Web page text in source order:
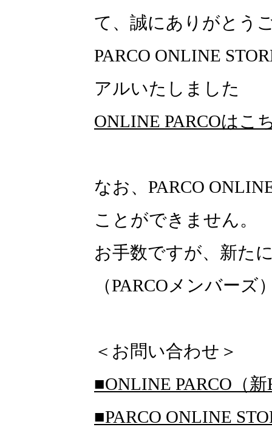
て、誠にありがとう
PARCO ONLINE
アルいたしました
ONLINE PARCOはこ
なお、PARCO
ことができません。
お手数ですが、新た
（PARCOメンバー
＜お問い合わせ＞
■ONLINE PARCO（新
■PARCO ONLINE